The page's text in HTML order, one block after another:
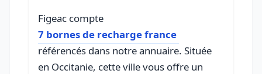
Figeac compte
7 bornes de recharge france
référencés dans notre annuaire. Située
en Occitanie, cette ville vous offre un